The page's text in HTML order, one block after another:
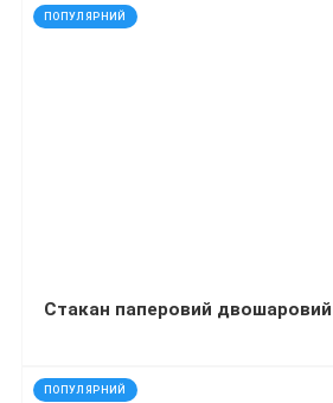
ПОПУЛЯРНИЙ
код: 32213
ПОПУЛЯРНИЙ
код: 91870